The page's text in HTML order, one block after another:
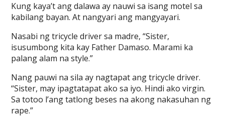
Kung kaya’t ang dalawa ay nauwi sa isang motel sa
kabilang bayan. At nangyari ang mangyayari.
Nasabi ng tricycle driver sa madre, “Sister,
isusumbong kita kay Father Damaso. Marami ka
palang alam na style.”
Nang pauwi na sila ay nagtapat ang tricycle driver.
“Sister, may ipagtatapat ako sa iyo. Hindi ako virgin.
Sa totoo l’ang tatlong beses na akong nakasuhan ng
rape.”